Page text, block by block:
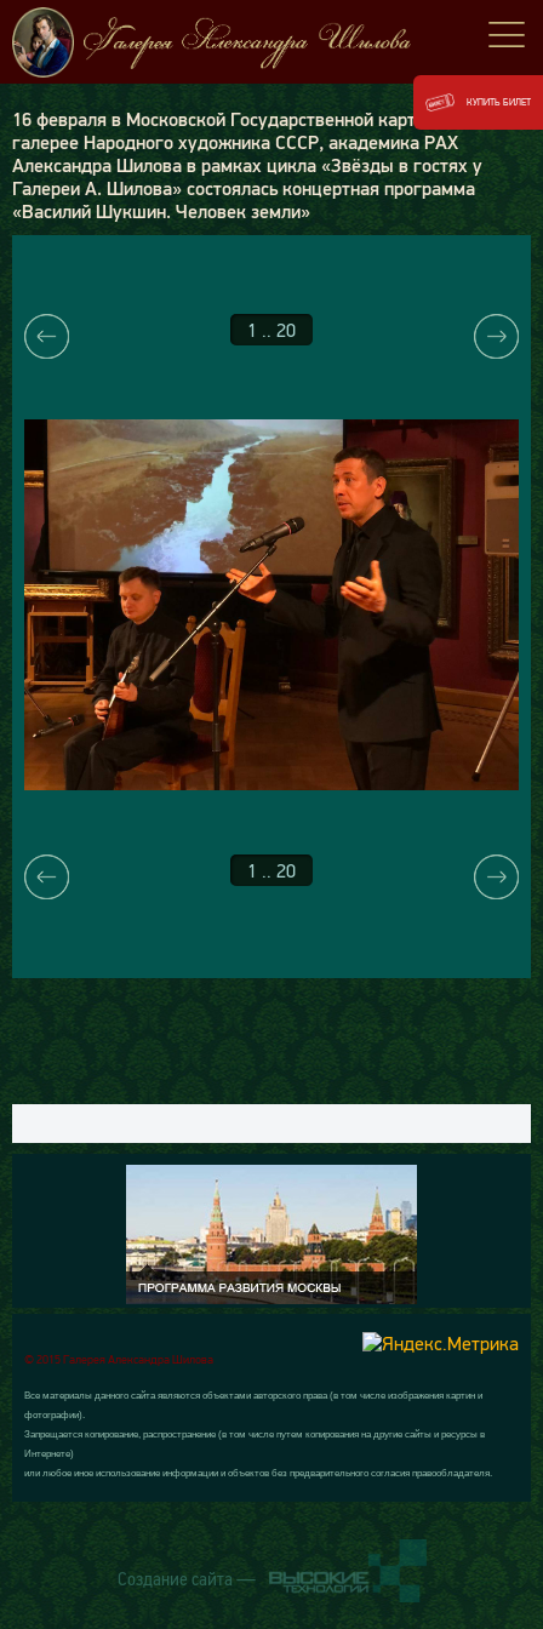
16 февраля в Московской Государственной картинной
галерее Народного художника СССР, академика РАХ
Александра Шилова в рамках цикла «Звёзды в гостях у
Галереи А. Шилова» состоялась концертная программа
«Василий Шукшин. Человек земли»
1 .. 20
1 .. 20
© 2015 Галерея Александра Шилова
Все материалы данного сайта являются объектами авторского права (в том числе изображения картин и
фотографии).
Запрещается копирование, распространение (в том числе путем копирования на другие сайты и ресурсы в
Интернете)
или любое иное использование информации и объектов без предварительного согласия правообладателя.
Создание сайта —
КУПИТЬ БИЛЕТ